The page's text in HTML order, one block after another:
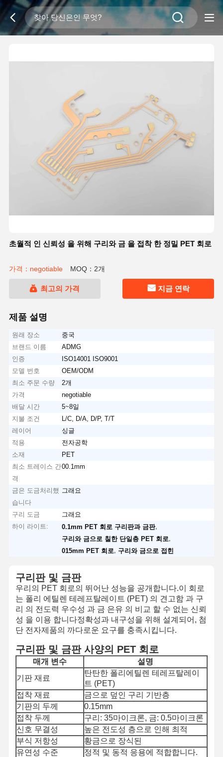
초월적 인 신뢰성 을 위해 구리와 금 을 접착 한 정밀 PET 회로
가격：negotiable MOQ：2개
최고의 가격 지금 연락
제품 설명
원래 장소
중국
브랜드 이름
ADMG
인증
ISO14001 ISO9001
모델 번호
OEM/ODM
최소 주문 수량
2개
가격
negotiable
배달 시간
5~8일
지불 조건
L/C, D/A, D/P, T/T
레이어
싱글
적용
전자공학
소재
PET
최소 트레이스 간
격
00.1mm
금은 도금처리했
습니다
그래요
구리 도금
그래요
하이 라이트:
0.1mm PET 회로 구리판과 금판,
구리와 금으로 칠한 단일층 PET 회로
015mm PET 회로
구리와 금으로 접힌
구리판 및 금판
우리의 PET 회로의 뛰어난 성능을 공개합니다.이 회로
는 폴리 에틸렌 테레프탈레이트 (PET) 의 견고함 과 구
리 의 전도력 우수성 과 금 은유 의 비교 할 수 없는 신뢰
성 을 이용 합니다정확성과 내구성을 위해 설계되어, 첨
단 전자제품의 까다로운 요구를 충족시킵니다.
구리판 및 금판 사양의 PET 회로
매개 변수
설명
기판 재료
탄탄한 폴리에틸렌 테레프탈레이
트 (PET)
접착 재료
금으로 덮인 구리 기반층
기판의 두께
0.15mm
접착 두께
구리: 35마이크론, 금: 0.5마이크론
신호 무결성
높은 전도성 층으로 인해 최적
부식 저항성
황금으로 장식된
유연성 수준
정적 및 동적 응용에 적합합니다.